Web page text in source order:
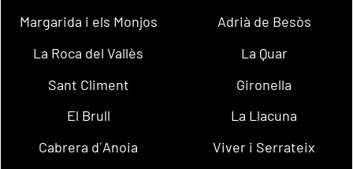
Margarida i els Monjos
Adrià de Besòs
La Roca del Vallès
La Quar
Sant Climent
Gironella
El Brull
La Llacuna
Cabrera d´Anoia
Viver i Serrateix